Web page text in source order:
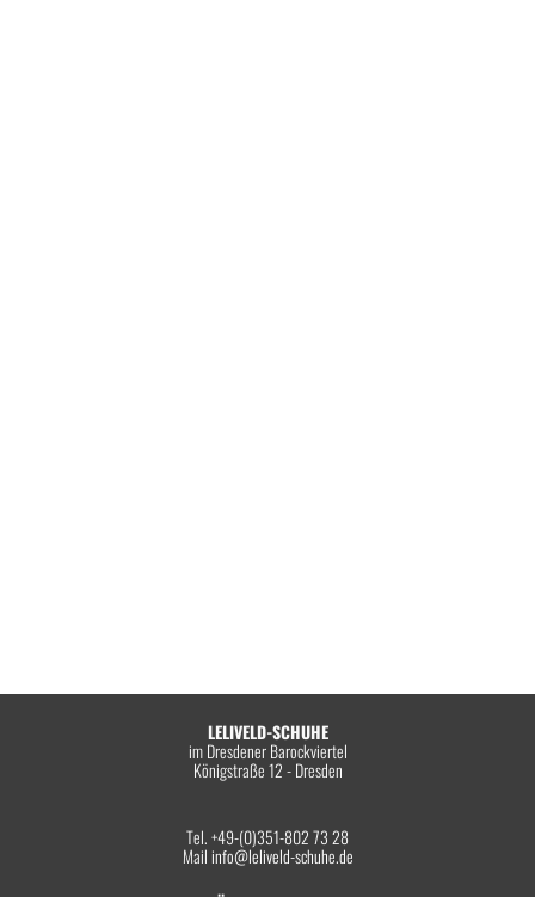
LELIVELD-SCHUHE
im Dresdener Barockviertel
Königstraße 12 - Dresden
Tel. +49-(0)351-802 73 28
Mail info@leliveld-schuhe.de